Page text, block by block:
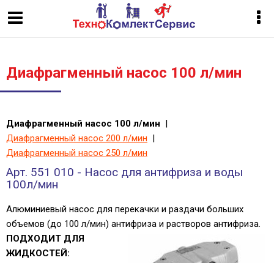
Диафрагменный насос 100 л/мин
Диафрагменный насос 100 л/мин |
Диафрагменный насос 200 л/мин |
Диафрагменный насос 250 л/мин
Арт. 551 010 - Насос для антифриза и воды
100л/мин
Алюминиевый насос для перекачки и раздачи больших
объемов (до 100 л/мин) антифриза и растворов антифриза.
ПОДХОДИТ ДЛЯ
ЖИДКОСТЕЙ: